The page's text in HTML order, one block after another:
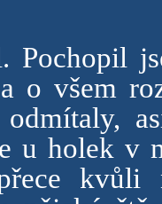
Pochopil
o všem
odmítaly,
u holek v
kvůli